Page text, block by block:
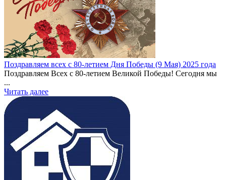
Поздравляем всех с 80-летием Дня Победы (9 Мая) 2025 года
Поздравляем Всех с 80-летием Великой Победы! Сегодня мы
...
Читать далее